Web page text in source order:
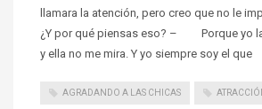
llamara la atención, pero creo que no le
¿Y por qué piensas eso? – Porque yo
y ella no me mira. Y yo siempre soy el que
AGRADANDO A LAS CHICAS